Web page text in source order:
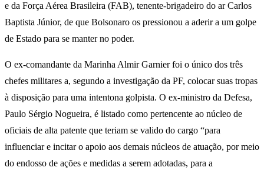
e da Força Aérea Brasileira (FAB), tenente-brigadeiro do ar Carlos
Baptista Júnior, de que Bolsonaro os pressionou a aderir a um golpe
de Estado para se manter no poder.
O ex-comandante da Marinha Almir Garnier foi o único dos três
chefes militares a, segundo a investigação da PF, colocar suas tropas
à disposição para uma intentona golpista. O ex-ministro da Defesa,
Paulo Sérgio Nogueira, é listado como pertencente ao núcleo de
oficiais de alta patente que teriam se valido do cargo “para
influenciar e incitar o apoio aos demais núcleos de atuação, por meio
do endosso de ações e medidas a serem adotadas, para a